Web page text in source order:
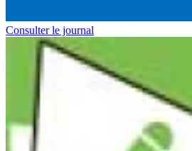
Consulter le journal